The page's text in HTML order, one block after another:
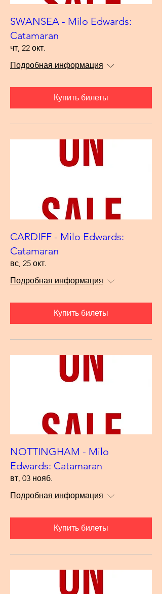
SWANSEA - Milo Edwards:
Catamaran
чт, 22 окт.
Подробная информация
Купить билеты
CARDIFF - Milo Edwards:
Catamaran
вс, 25 окт.
Подробная информация
Купить билеты
NOTTINGHAM - Milo
Edwards: Catamaran
вт, 03 нояб.
Подробная информация
Купить билеты